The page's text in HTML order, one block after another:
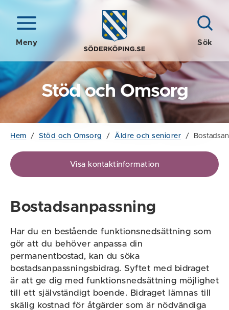
Meny Sök
Stöd och Omsorg
Hem / Stöd och Omsorg / Äldre och seniorer /
Visa kontaktinformation
Bostadsanpassning
Har du en bestående funktionsnedsättning som
gör att du behöver anpassa din
permanentbostad, kan du söka
bostadsanpassningsbidrag. Syftet med bidraget
är att ge dig med funktionsnedsättning möjlighet
till ett självständigt boende. Bidraget lämnas till
skälig kostnad för åtgärder som är nödvändiga